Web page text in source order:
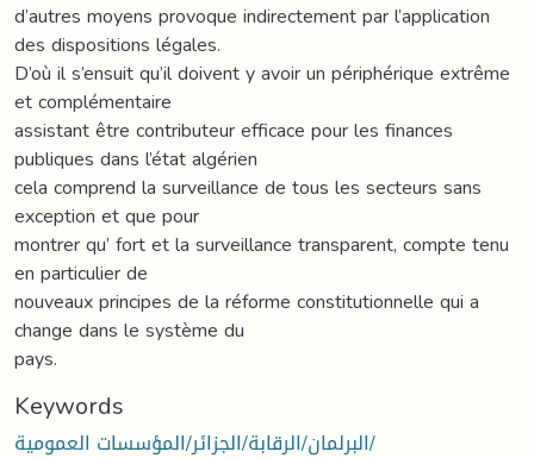
d’autres moyens provoque indirectement par l’application
des dispositions légales.
D’où il s’ensuit qu’il doivent y avoir un périphérique extrême
et complémentaire
assistant être contributeur efficace pour les finances
publiques dans l’état algérien
cela comprend la surveillance de tous les secteurs sans
exception et que pour
montrer qu’ fort et la surveillance transparent, compte tenu
en particulier de
nouveaux principes de la réforme constitutionnelle qui a
change dans le système du
pays.
Keywords
البرلمان/الرقابة/الجزائر/المؤسسات العمومية/